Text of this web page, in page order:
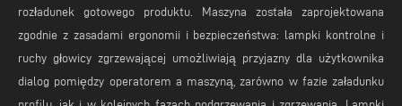
rozładunek gotowego produktu. Maszyna została zaprojektowana
zgodnie z zasadami ergonomii i bezpieczeństwa: lampki kontrolne i
ruchy głowicy zgrzewającej umożliwiają przyjazny dla użytkownika
dialog pomiędzy operatorem a maszyną, zarówno w fazie załadunku